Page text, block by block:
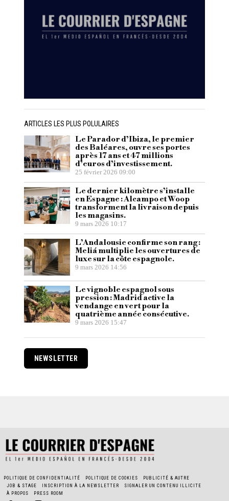
ARTICLES LES PLUS POLULAIRES
Le Parador d’Ibiza, le premier
des Baléares, ouvre ses portes
après 17 ans et 47 millions
d’euros d’investissement.
25 février 2026 09:00
Le dernier kilomètre s’installe
en Espagne : Alcampo et Woop
transforment la livraison depuis
les magasins.
9 mars 2026 10:17
L’Andalousie confirme son rang :
Meliá multiplie les ouvertures de
luxe sur la côte espagnole.
9 mars 2026 14:56
Le vignoble espagnol sous
pression : Madrid active la
vendange en vert pour la
quatrième année consécutive.
9 mars 2026 15:47
NEWSLETTER
POLITIQUE DE CONFIDENTIALITÉ POLITIQUE DE COOKIES
PUBLICITÉ & AUTRE
JOB & STAGE
INSCRIPTION À LA NEWSLETTER
SIGNALER UN CONTENU ILLICITE
À PROPOS
PRESS ROOM